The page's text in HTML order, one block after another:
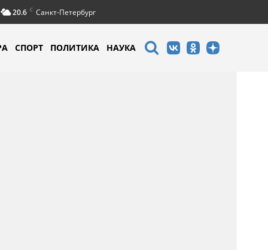
20.6 C Санкт-Петербург
СПОРТ ПОЛИТИКА НАУКА